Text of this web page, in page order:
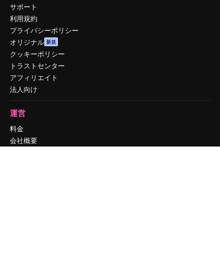
サポート
利用規約
プライバシーポリシー
オリジナル 新規
クッキーポリシー
トラストセンター
アフィリエイト
法人向け
運営
料金
会社概要